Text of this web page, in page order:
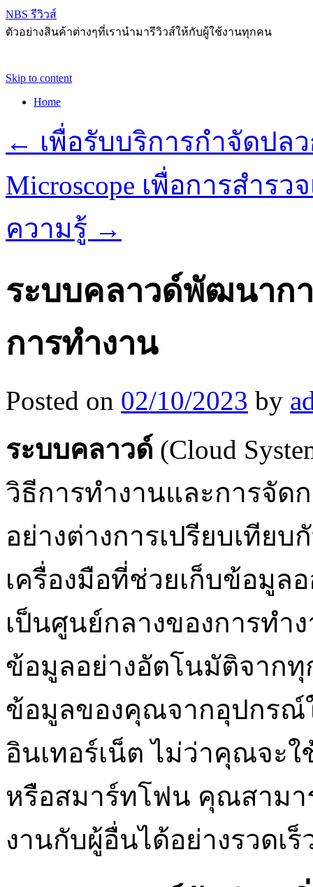
NBS รีวิวส์
ตัวอย่างสินค้าต่างๆที่เรานำมารีวิวส์ให้กับผู้ใช้งานทุกคน
Skip to content
Home
← เพื่อรับบริการกำจัดปล
Microscope เพื่อการสำร
ความรู้ →
ระบบคลาวด์พัฒนาก
การทำงาน
Posted on 02/10/2023 by
ระบบคลาวด์ (Cloud
วิธีการทำงานและการจั
อย่างต่างการเปรียบเทีย
เครื่องมือที่ช่วยเก็บข้อมูล
เป็นศูนย์กลางของการทำ
ข้อมูลอย่างอัตโนมัติจาก
ข้อมูลของคุณจากอุปกรณ์
อินเทอร์เน็ต ไม่ว่าคุณจะ
หรือสมาร์ทโฟน คุณสามา
งานกับผู้อื่นได้อย่างรวดเ